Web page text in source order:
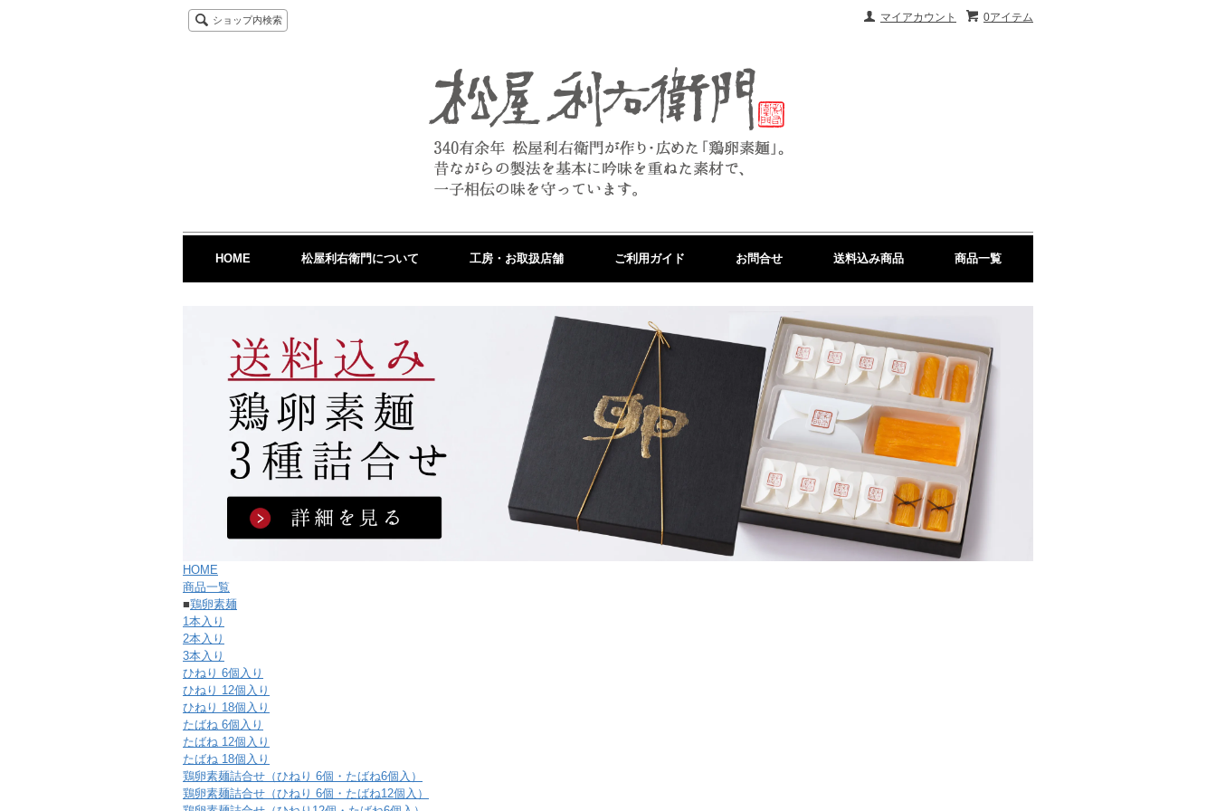
0アイテム
マイアカウント
ショップ内検索
HOME 松屋利右衛門について 工房・お取扱店舗 ご利用ガイド お問合せ 送料込み商品 商品一覧
HOME
商品一覧
■鶏卵素麺
1本入り
2本入り
3本入り
ひねり 6個入り
ひねり 12個入り
ひねり 18個入り
たばね 6個入り
たばね 12個入り
たばね 18個入り
鶏卵素麺詰合せ（ひねり 6個・たばね6個入）
鶏卵素麺詰合せ（ひねり 6個・たばね12個入）